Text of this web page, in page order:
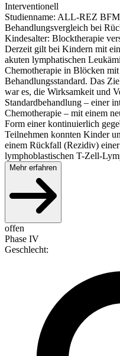
Interventionell
Studienname: ALL-REZ BFM
Behandlungsvergleich bei
Kindesalter: Blocktherapie
Derzeit gilt bei Kindern mit
akuten lymphatischen
Chemotherapie in Blöcken
Behandlungsstandard. Das
war es, die Wirksamkeit und
Standardbehandlung – einer
Chemotherapie – mit einem
Form einer kontinuierlich
Teilnehmen konnten Kinder
einem Rückfall (Rezidiv)
lymphoblastischen T-Zell-
Mehr erfahren
offen
Phase IV
Geschlecht: